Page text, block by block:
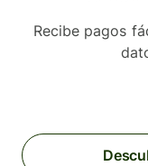
Recibe pagos